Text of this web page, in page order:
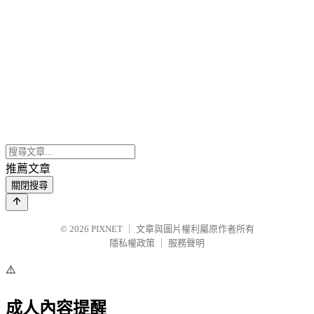
推薦文章
關閉搜尋
© 2026 PIXNET
文章與圖片權利屬原作者所有
隱私權政策
服務聲明
⚠️
成人內容提醒